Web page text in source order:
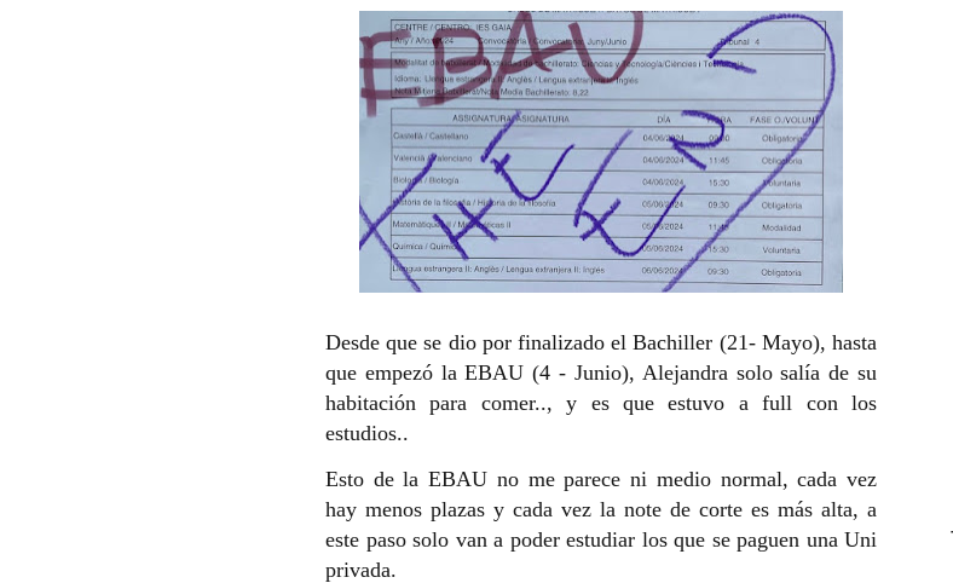
Desde que se dio por finalizado el Bachiller (21- Mayo), hasta
que empezó la EBAU (4 - Junio), Alejandra solo salía de su
habitación para comer.., y es que estuvo a full con los
estudios..
Esto de la EBAU no me parece ni medio normal, cada vez
hay menos plazas y cada vez la note de corte es más alta, a
este paso solo van a poder estudiar los que se paguen una Uni
privada.